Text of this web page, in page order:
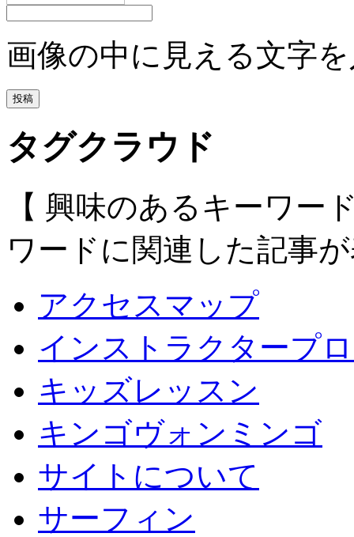
画像の中に見える文字
タグクラウド
【 興味のあるキーワー
ワードに関連した記事
アクセスマップ
インストラクタープ
キッズレッスン
キンゴヴォンミンゴ
サイトについて
サーフィン